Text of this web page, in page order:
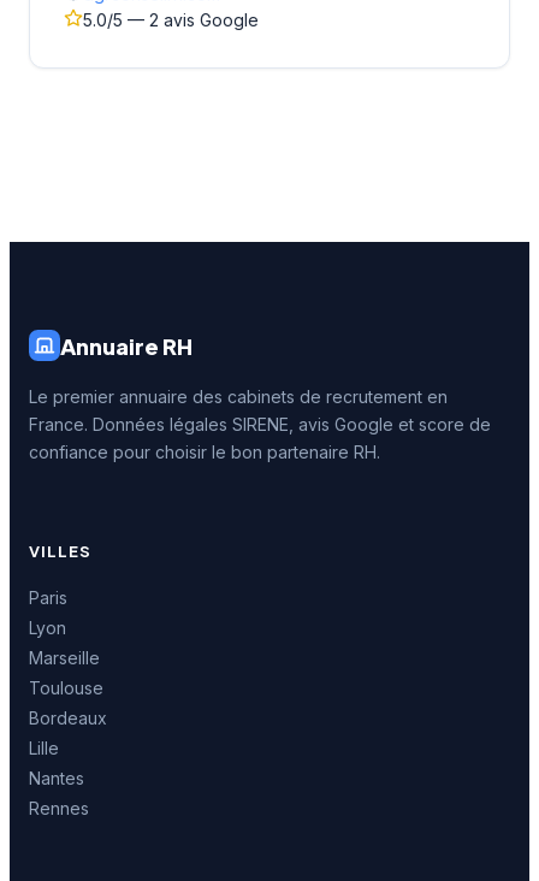
5.0/5 — 2 avis Google
Annuaire RH
Le premier annuaire des cabinets de recrutement en
France. Données légales SIRENE, avis Google et score de
confiance pour choisir le bon partenaire RH.
VILLES
Paris
Lyon
Marseille
Toulouse
Bordeaux
Lille
Nantes
Rennes